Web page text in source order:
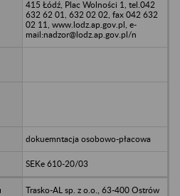
415 Łódź, Plac Wolności 1, tel.042
632 62 01, 632 02 02, fax 042 632
02 11, www.lodz.ap.gov.pl, e-
mail:nadzor@lodz.ap.gov.pl/n
dokuemntacja osobowo-płacowa
SEKe 610-20/03
Trasko-AL sp. z o.o., 63-400 Ostrów